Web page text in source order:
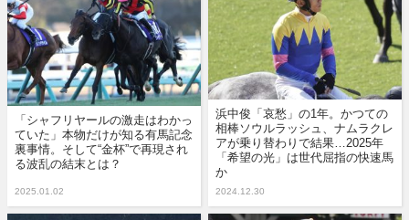
「シャフリヤールの激走はわかっ
ていた」本物だけが知る有馬記念
裏事情。そして“金杯”で再現され
る波乱の結末とは？
2025.01.02
浜中俊「哀愁」の1年。かつての
相棒ソウルラッシュ、ナムラクレ
アが乗り替わりで結果…2025年
「希望の光」は世代屈指の快速馬
か
2024.12.30